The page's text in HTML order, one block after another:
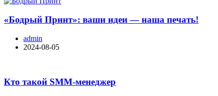
«Бодрый Принт»: ваши идеи — наша печать!
admin
2024-08-05
Кто такой SMM-менеджер